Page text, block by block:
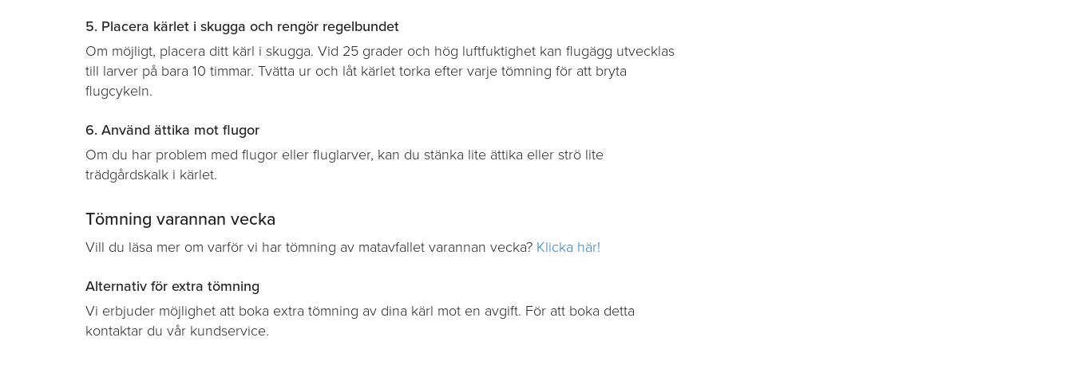
5. Placera kärlet i skugga och rengör regelbundet
Om möjligt, placera ditt kärl i skugga. Vid 25 grader och hög luftfuktighet kan flugägg utvecklas
till larver på bara 10 timmar. Tvätta ur och låt kärlet torka efter varje tömning för att bryta
flugcykeln.
6. Använd ättika mot flugor
Om du har problem med flugor eller fluglarver, kan du stänka lite ättika eller strö lite
trädgårdskalk i kärlet.
Tömning varannan vecka
Vill du läsa mer om varför vi har tömning av matavfallet varannan vecka? Klicka här!
Alternativ för extra tömning
Vi erbjuder möjlighet att boka extra tömning av dina kärl mot en avgift. För att boka detta
kontaktar du vår kundservice.